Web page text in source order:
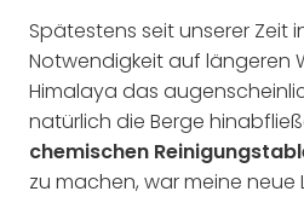
Spätestens seit unserer Zeit
Notwendigkeit auf längeren
Himalaya das
natürlich die Berge
chemischen
zu machen, war meine